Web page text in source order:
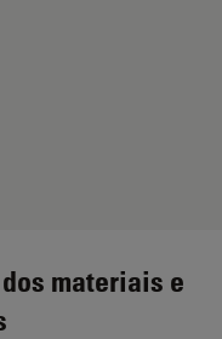
materiais e